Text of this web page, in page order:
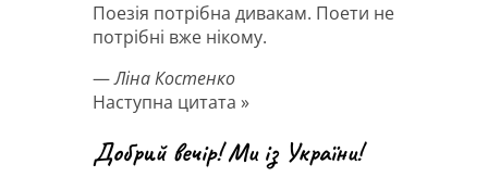
Поезія потрібна дивакам. Поети не
потрібні вже нікому.
—Ліна Костенко
Наступна цитата »
Добрий вечір! Ми із України!